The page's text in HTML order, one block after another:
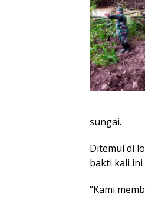
sungai.
Ditemui di
bakti kali ini
“Kami